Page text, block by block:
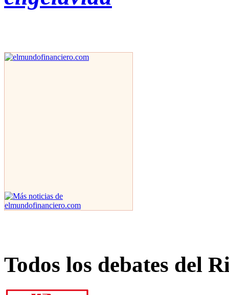
Todos los debates del